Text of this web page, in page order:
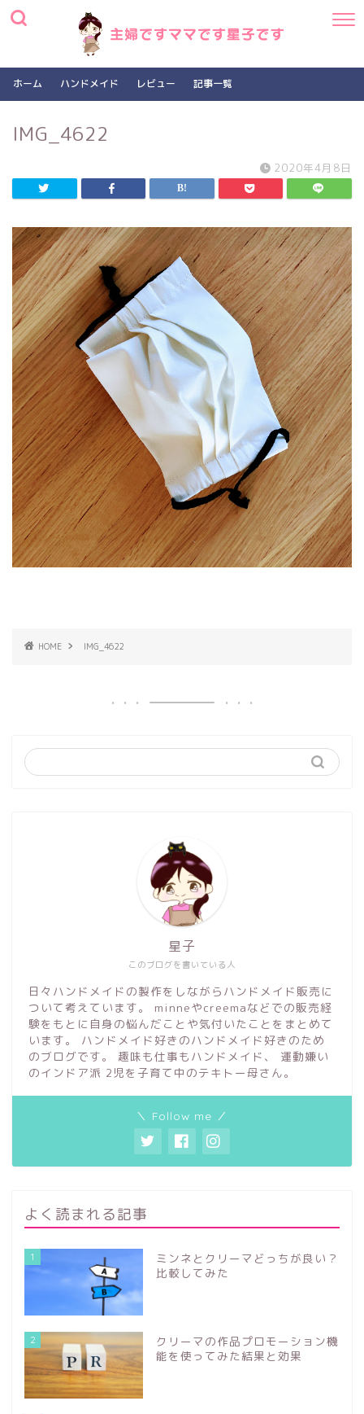
ホーム ハンドメイド レビュー 記事一覧
IMG_4622
2020年4月8日
HOME IMG_4622
このブログを書いている人
星子
日々ハンドメイドの製作をしながらハンドメイド販売に
ついて考えています。 minneやcreemaなどでの販売経
験をもとに自身の悩んだことや気付いたことをまとめて
います。 ハンドメイド好きのハンドメイド好きのため
のブログです。 趣味も仕事もハンドメイド、 運動嫌い
のインドア派 2児を子育て中のテキトー母さん。
＼ Follow me ／
よく読まれる記事
1
ミンネとクリーマどっちが良い？
比較してみた
2
クリーマの作品プロモーション機
能を使ってみた結果と効果